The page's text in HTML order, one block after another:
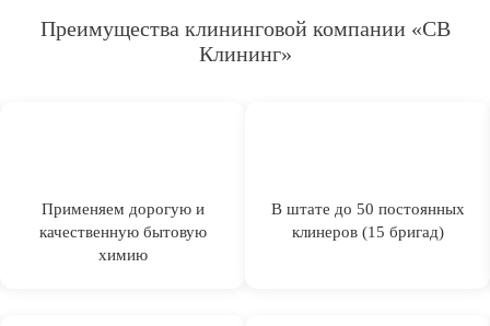
Преимущества клининговой компании «СВ
Клининг»
Применяем дорогую и
качественную бытовую
химию
В штате до 50 постоянных
клинеров (15 бригад)